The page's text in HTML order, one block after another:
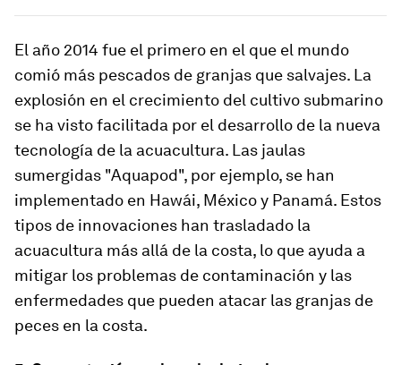
El año 2014 fue el primero en el que el mundo
comió más pescados de granjas que salvajes. La
explosión en el crecimiento del cultivo submarino
se ha visto facilitada por el desarrollo de la nueva
tecnología de la acuacultura. Las jaulas
sumergidas "Aquapod", por ejemplo, se han
implementado en Hawái, México y Panamá. Estos
tipos de innovaciones han trasladado la
acuacultura más allá de la costa, lo que ayuda a
mitigar los problemas de contaminación y las
enfermedades que pueden atacar las granjas de
peces en la costa.